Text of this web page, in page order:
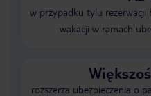
w przypadku tylu
wakacji w ramach
rozszerza ubezpieczenia o